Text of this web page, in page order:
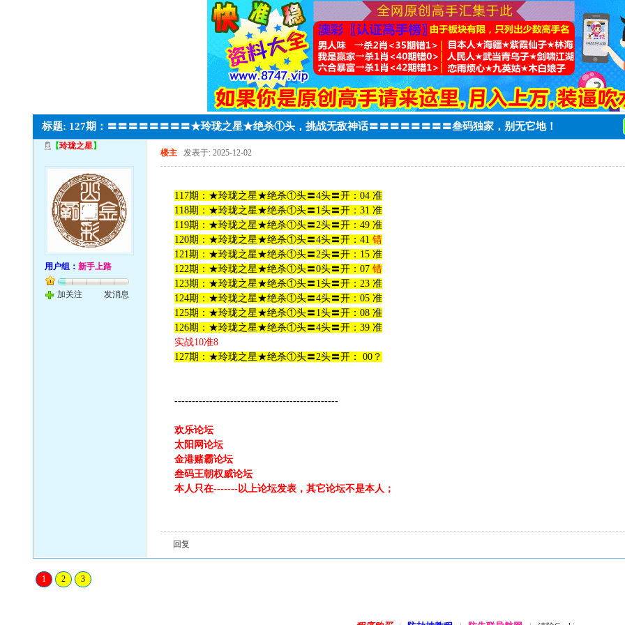
标题: 127期：〓〓〓〓〓〓〓〓★玲珑之星★绝杀①头，挑战无敌神话〓〓〓〓〓〓〓〓叁码独家，别无它地！
【玲珑之星】
用户组：新手上路
加关注 发消息
楼主 发表于: 2025-12-02
117期：★玲珑之星★绝杀①头〓4头〓开：04 准
118期：★玲珑之星★绝杀①头〓1头〓开：31 准
119期：★玲珑之星★绝杀①头〓2头〓开：49 准
120期：★玲珑之星★绝杀①头〓4头〓开：41错
121期：★玲珑之星★绝杀①头〓2头〓开：15 准
122期：★玲珑之星★绝杀①头〓0头〓开：07错
123期：★玲珑之星★绝杀①头〓1头〓开：23 准
124期：★玲珑之星★绝杀①头〓4头〓开：05 准
125期：★玲珑之星★绝杀①头〓1头〓开：08 准
126期：★玲珑之星★绝杀①头〓4头〓开：39 准
实战10准8
127期：★玲珑之星★绝杀①头〓2头〓开： 00？
-----------------------------------------------
欢乐论坛
太阳网论坛
金港赌霸论坛
叁码王朝权威论坛
本人只在-------以上论坛发表，其它论坛不是本人；
回复
1 2 3